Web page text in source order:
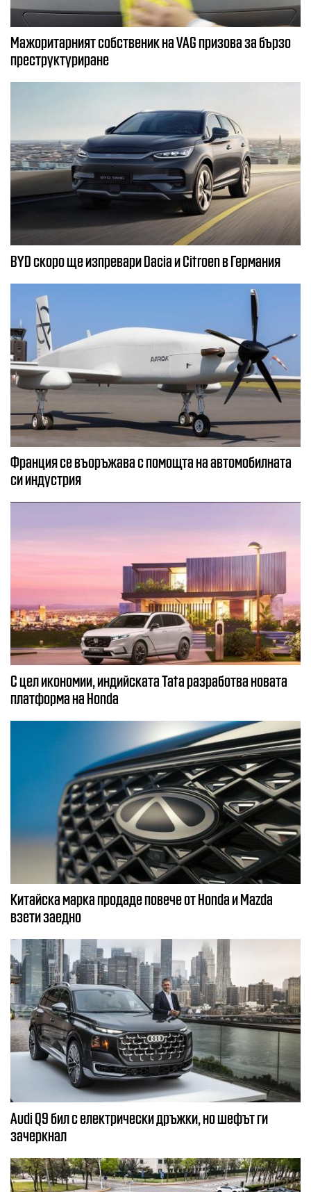
Мажоритарният собственик на VAG призова за бързо
преструктуриране
BYD скоро ще изпревари Dacia и Citroеn в Германия
Франция се въоръжава с помощта на автомобилната
си индустрия
С цел икономии, индийската Tata разработва новата
платформа на Honda
Китайска марка продаде повече от Honda и Mazda
взети заедно
Audi Q9 бил с електрически дръжки, но шефът ги
зачеркнал